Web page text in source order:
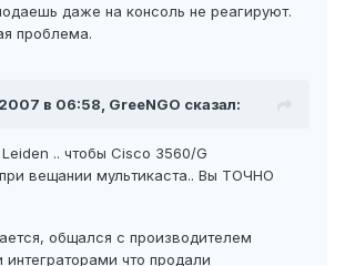
даже на консоль не реагируют.
проблема.
в 06:58, GreeNGO сказал:
.. чтобы Cisco 3560/G
вещании мультикаста.. Вы ТОЧНО
общался с производителем
интеграторами что продали